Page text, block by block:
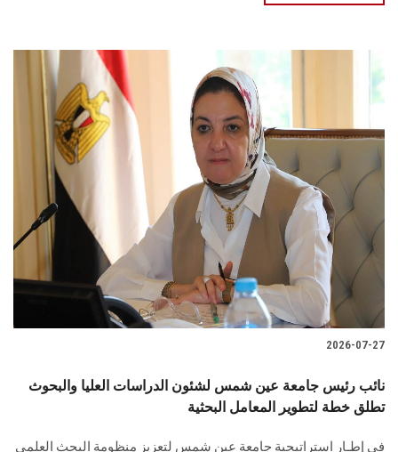
2026-07-27
نائب رئيس جامعة عين شمس لشئون الدراسات العليا والبحوث
تطلق خطة لتطوير المعامل البحثية
في إطـار استراتيجية جامعة عين شمس لتعزيز منظومة البحث العلمي